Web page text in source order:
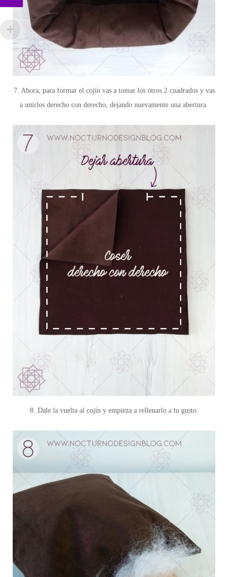
7. Ahora, para formar el cojín vas a tomar los otros 2 cuadrados y vas
a unirlos derecho con derecho, dejando nuevamente una abertura.
8. Dale la vuelta al cojín y empieza a rellenarlo a tu gusto.